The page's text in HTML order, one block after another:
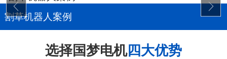
割草机器人案例
选择国梦电机四大优势